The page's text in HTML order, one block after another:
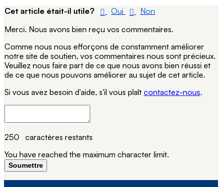
Cet article était-il utile?
Oui
Non
Merci. Nous avons bien reçu vos commentaires.
Comme nous nous efforçons de constamment améliorer
notre site de soutien, vos commentaires nous sont précieux.
Veuillez nous faire part de ce que nous avons bien réussi et
de ce que nous pouvons améliorer au sujet de cet article.
Si vous avez besoin d'aide, s'il vous plaît contactez-nous.
250 caractères restants
You have reached the maximum character limit.
Soumettre